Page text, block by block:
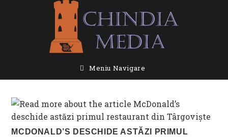
Meniu Navigare
MCDONALD’S DESCHIDE ASTĂZI PRIMUL